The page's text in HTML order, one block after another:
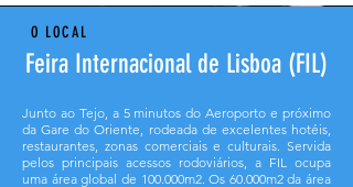
O LOCAL
Feira Internacional de Lisboa (FIL)
Junto ao Tejo, a 5 minutos do Aeroporto e próximo
da Gare do Oriente, rodeada de excelentes hotéis,
restaurantes, zonas comerciais e culturais. Servida
pelos principais acessos rodoviários, a FIL ocupa
uma área global de 100.000m2. Os 60.000m2 da área